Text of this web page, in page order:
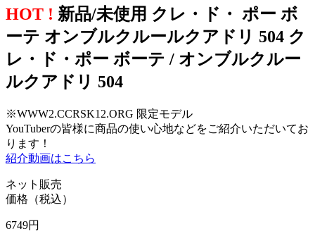
HOT ! 新品/未使用 クレ・ド・ ポー ボ
ーテ オンブルクルールクアドリ 504 ク
レ・ド・ポー ボーテ / オンブルクルー
ルクアドリ 504
※WWW2.CCRSK12.ORG 限定モデル
YouTuberの皆様に商品の使い心地などをご紹介いただいてお
ります！
紹介動画はこちら
ネット販売
価格（税込）
6749円